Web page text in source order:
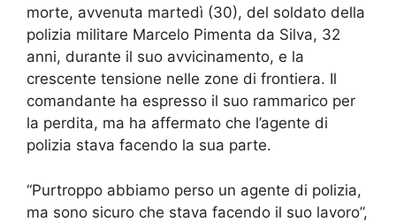
morte, avvenuta martedì (30), del soldato della
polizia militare Marcelo Pimenta da Silva, 32
anni, durante il suo avvicinamento, e la
crescente tensione nelle zone di frontiera. Il
comandante ha espresso il suo rammarico per
la perdita, ma ha affermato che l’agente di
polizia stava facendo la sua parte.
“Purtroppo abbiamo perso un agente di polizia,
ma sono sicuro che stava facendo il suo lavoro”,